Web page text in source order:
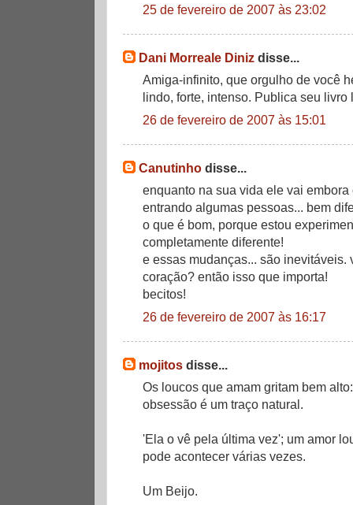
25 de fevereiro de 2007 às 23:02
Dani Morreale Diniz disse...
Amiga-infinito, que orgulho de você
lindo, forte, intenso. Publica seu livro
26 de fevereiro de 2007 às 15:01
Canutinho disse...
enquanto na sua vida ele vai
entrando algumas pessoas... bem
o que é bom, porque estou
completamente diferente!
e essas mudanças... são
coração? então isso que importa!
becitos!
26 de fevereiro de 2007 às 16:17
mojitos disse...
Os loucos que amam gritam bem
obsessão é um traço natural.
'Ela o vê pela última vez'; um amor
pode acontecer várias vezes.
Um Beijo.